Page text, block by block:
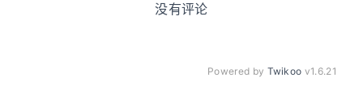
没有评论
Powered by Twikoo v1.6.21